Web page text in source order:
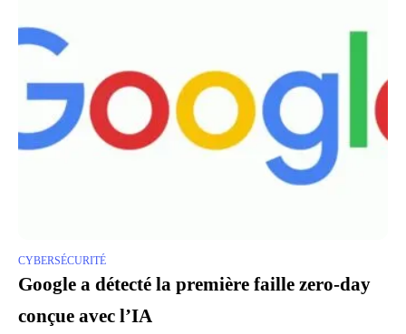
CYBERSÉCURITÉ
Google a détecté la première faille zero-day
conçue avec l’IA